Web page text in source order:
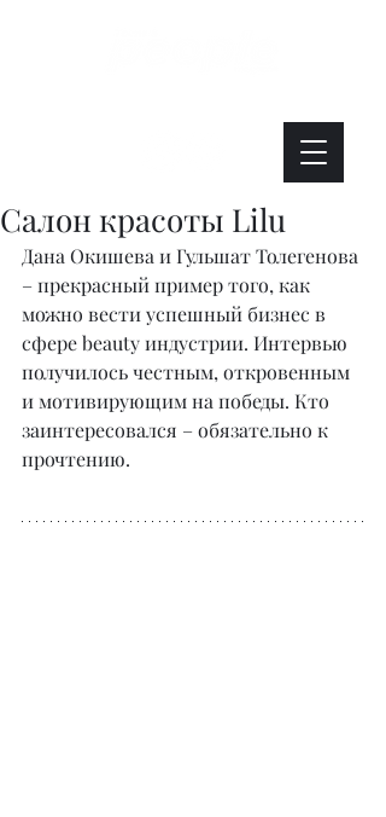
Салон красоты Lilu
Дана Окишева и Гульшат Толегенова
– прекрасный пример того, как
можно вести успешный бизнес в
сфере beauty индустрии. Интервью
получилось честным, откровенным
и мотивирующим на победы. Кто
заинтересовался – обязательно к
прочтению.